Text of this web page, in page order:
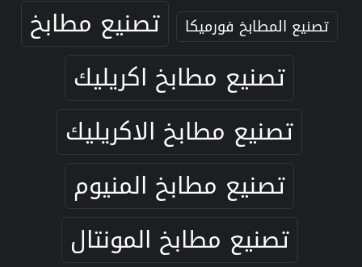
تصنيع المطابخ فورميكا
تصنيع مطابخ
تصنيع مطابخ اكريليك
تصنيع مطابخ الاكريليك
تصنيع مطابخ المنيوم
تصنيع مطابخ المونتال